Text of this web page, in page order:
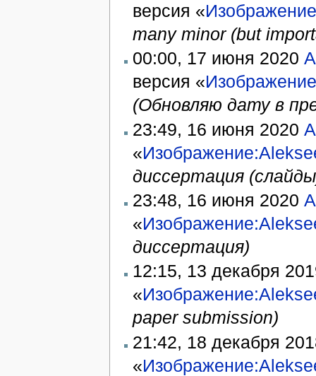
версия «
many minor (but
00:00, 17 июня 2020
версия «
(Обновляю дату в
23:49, 16 июня 2020
«
диссертация
23:48, 16 июня 2020
«
диссертация)
12:15, 13 декабря
«
paper submission)
21:42, 18 декабря
«